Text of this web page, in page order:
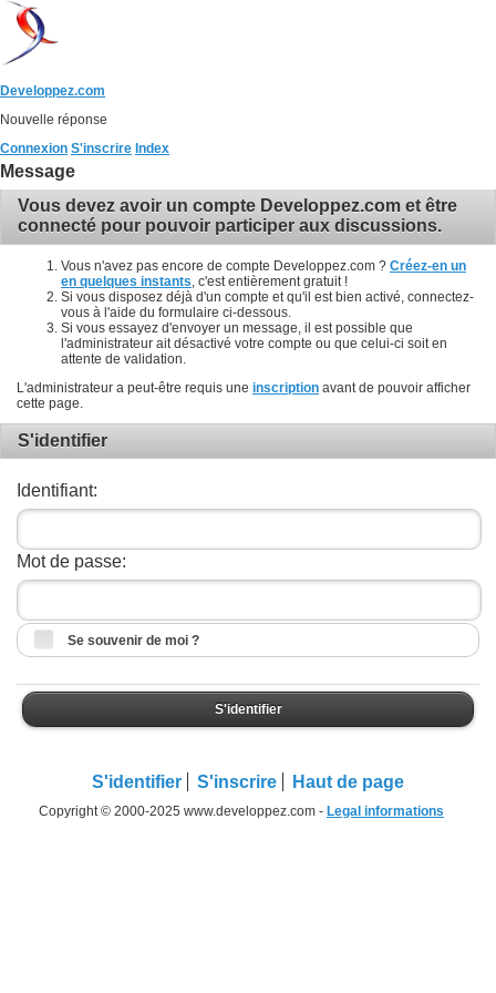
Developpez.com
Nouvelle réponse
Connexion S'inscrire Index
Message
Vous devez avoir un compte Developpez.com et être
connecté pour pouvoir participer aux discussions.
Vous n'avez pas encore de compte Developpez.com ? Créez-en un
en quelques instants , c'est entièrement gratuit !
Si vous disposez déjà d'un compte et qu'il est bien activé, connectez-
vous à l'aide du formulaire ci-dessous.
Si vous essayez d'envoyer un message, il est possible que
l'administrateur ait désactivé votre compte ou que celui-ci soit en
attente de validation.
L'administrateur a peut-être requis une inscription avant de pouvoir afficher
cette page.
S'identifier
Identifiant:
Mot de passe:
Se souvenir de moi ?
S'identifier
S'identifier S'inscrire Haut de page
Copyright © 2000-2025 www.developpez.com - Legal informations